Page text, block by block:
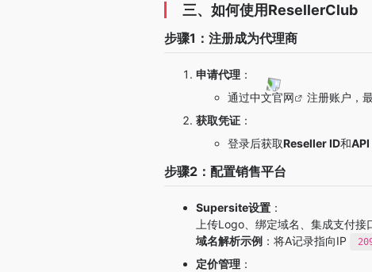
三、如何使用ResellerClub
步骤1：注册成为代理商
申请代理 ：
通过中文官网 注册账户，
获取凭证 ：
登录后获取Reseller ID和API
步骤2：配置销售平台
Supersite设置 ：
上传Logo、绑定域名、集成支付接
域名解析示例 ：将A记录指向IP
定价管理 ：